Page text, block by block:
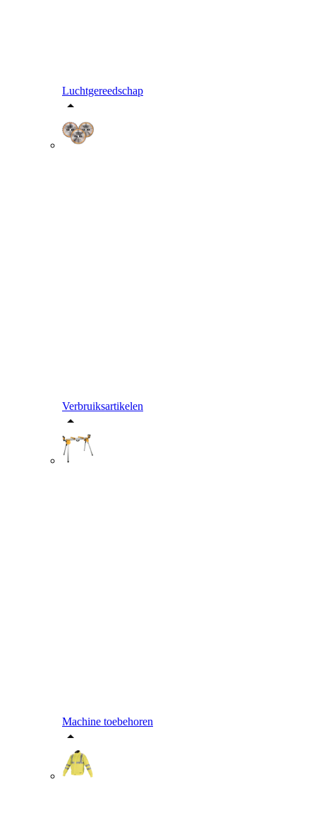
Luchtgereedschap
Verbruiksartikelen
Machine toebehoren